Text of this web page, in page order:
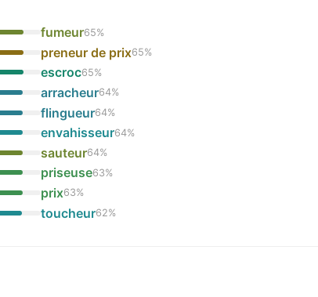
fumeur65%
preneur de prix65%
escroc65%
arracheur64%
flingueur64%
envahisseur64%
sauteur64%
priseuse63%
prix63%
toucheur62%